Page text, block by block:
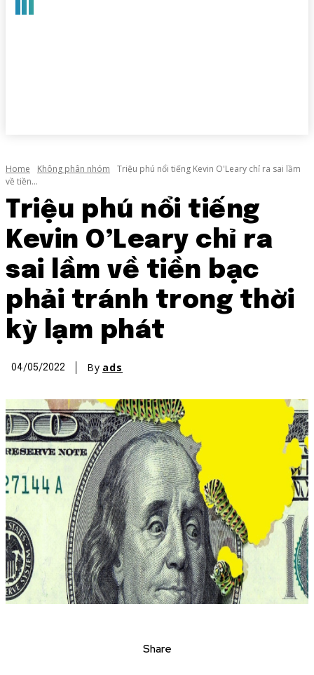
Home Không phân nhóm
Triệu phú nổi tiếng Kevin O'Leary chỉ ra sai lầm
về tiền...
Triệu phú nổi tiếng
Kevin O’Leary chỉ ra
sai lầm về tiền bạc
phải tránh trong thời
kỳ lạm phát
04/05/2022 By ads
Share